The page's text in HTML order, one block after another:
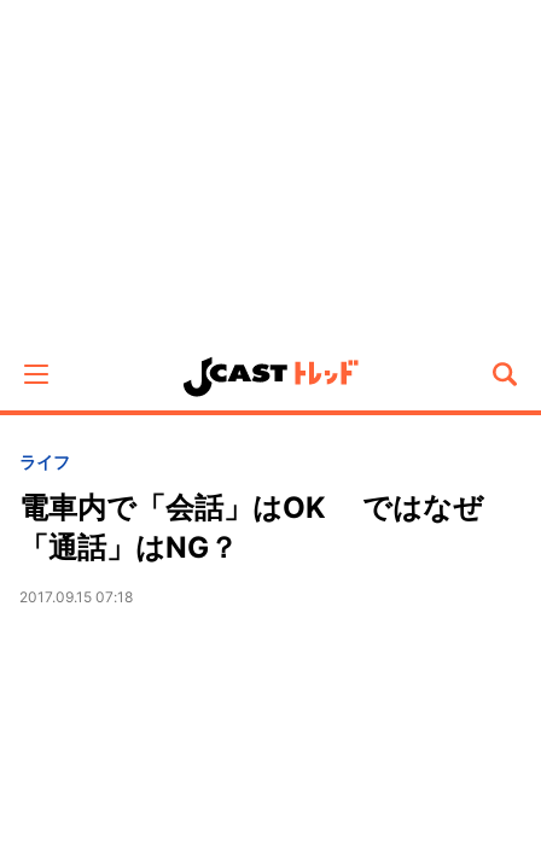
ライフ
電車内で「会話」はOK ではなぜ
「通話」はNG？
2017.09.15 07:18